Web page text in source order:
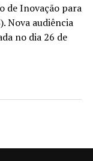
de Inovação para
Nova audiência
no dia 26 de